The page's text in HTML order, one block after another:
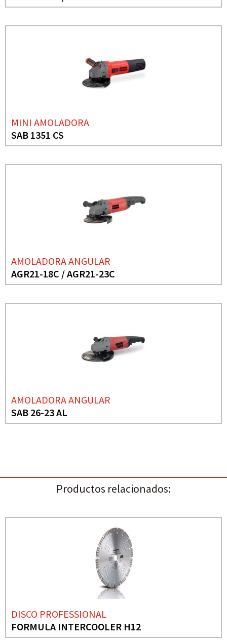
MINI AMOLADORA
SAB 1351 CS
AMOLADORA ANGULAR
AGR21-18C / AGR21-23C
AMOLADORA ANGULAR
SAB 26-23 AL
Productos relacionados:
DISCO PROFESSIONAL
FORMULA INTERCOOLER H12